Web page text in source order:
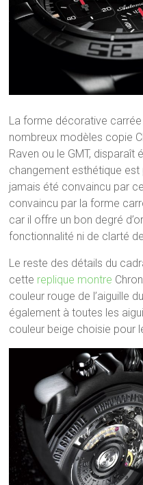
La forme décorative
nombreux modèles copie
Raven ou le GMT, disparaît
changement esthétique est
jamais été convaincu par
convaincu par la forme
car il offre un bon degré
fonctionnalité ni de clarté
Le reste des détails du
cette replique montre
couleur rouge de l’aiguille
également à toutes les
couleur beige choisie pour